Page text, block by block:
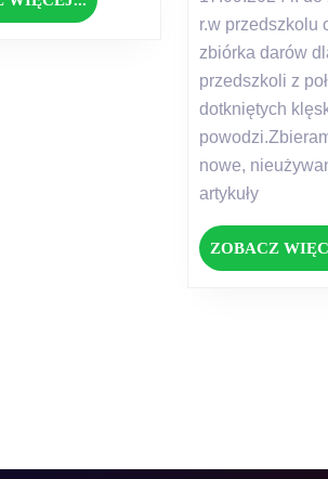
WIĘCEJ...
r.w przedszkolu
zbiórka darów
przedszkoli z
dotkniętych
nowe,
artykuły
ZOBACZ